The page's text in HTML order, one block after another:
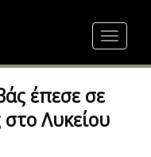
Toggle
έπεσε σε
Λυκείου